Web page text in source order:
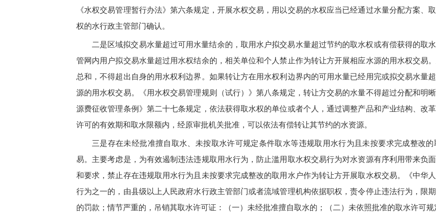
《水权交易管理暂行办法》第六条规定，开展水权交易，用以交易的水权应当已经通过水量分配方案、
权的水行政主管部门确认。
二是区域拟交易水量超过可用水量结余的，取用水户拟交易水量超过节约的取水权或有偿获得的取
管网内用户拟交易水量超过用水权结余的，相关单位和个人禁止作为转让方开展相应水源的用水权交易
总和，不得超出自身的用水权利边界。如果转让方在用水权利边界内的可用水量已经用完或拟交易水量
源的用水权交易。《用水权交易管理规则（试行）》第八条规定，转让方交易的水量不得超过分配和明
源费征收管理条例》第二十七条规定，依法获得取水权的单位或者个人，通过调整产品和产业结构、改
许可的有效期和取水限额内，经原审批机关批准，可以依法有偿转让其节约的水资源。
三是存在未经批准擅自取水、未按取水许可规定条件取水等违规取用水行为且未按要求完成整改
易。主要考虑是，为有效遏制违法违规取用水行为，防止滥用取水权交易行为对水资源有序利用带来负
和要求，禁止存在违规取用水行为且未按要求完成整改的取用水户作为转让方开展取水权交易。《中华
行为之一的，由县级以上人民政府水行政主管部门或者流域管理机构依据职权，责令停止违法行为，限
的罚款；情节严重的，吊销其取水许可证：（一）未经批准擅自取水的；（二）未依照批准的取水许可规